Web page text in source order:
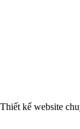
kế website